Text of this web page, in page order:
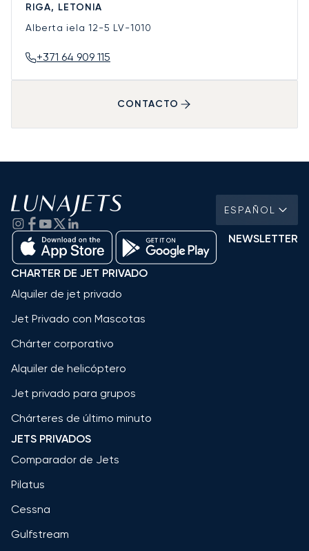
RIGA, LETONIA
Alberta iela 12-5 LV-1010
+371 64 909 115
CONTACTO
ESPAÑOL
NEWSLETTER
CHARTER DE JET PRIVADO
Alquiler de jet privado
Jet Privado con Mascotas
Chárter corporativo
Alquiler de helicóptero
Jet privado para grupos
Chárteres de último minuto
JETS PRIVADOS
Comparador de Jets
Pilatus
Cessna
Gulfstream